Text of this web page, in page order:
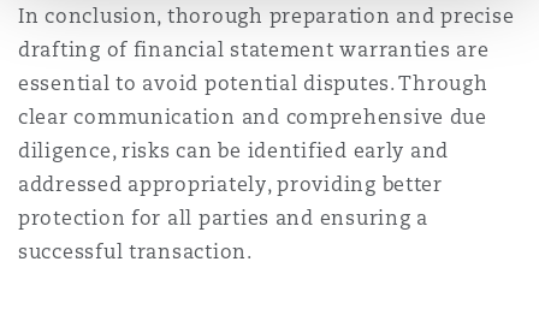
In conclusion, thorough preparation and precise
drafting of financial statement warranties are
essential to avoid potential disputes. Through
clear communication and comprehensive due
diligence, risks can be identified early and
addressed appropriately, providing better
protection for all parties and ensuring a
successful transaction.